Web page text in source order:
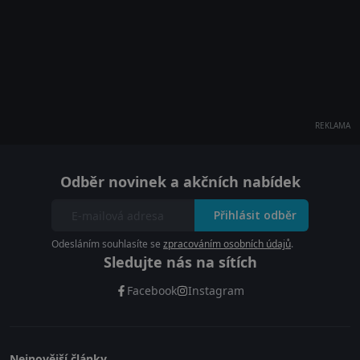
REKLAMA
Odběr novinek a akčních nabídek
Přihlásit odběr
Odesláním souhlasíte se zpracováním osobních údajů.
Sledujte nás na sítích
Facebook Instagram